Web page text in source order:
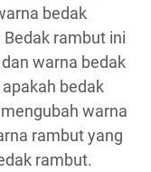
bedak
rambut ini
warna bedak
bedak
warna
rambut yang
rambut.